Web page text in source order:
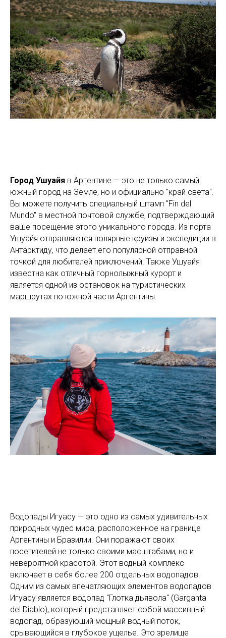
Город Ушуайя в Аргентине — это не только самый
южный город на Земле, но и официально "край света".
Вы можете получить специальный штамп "Fin del
Mundo" в местной почтовой службе, подтверждающий
ваше посещение этого уникального города. Из порта
Ушуайя отправляются полярные круизы и экспедиции в
Антарктиду, что делает его популярной отправной
точкой для любителей приключений. Также Ушуайя
известна как отличный горнолыжный курорт и
является одной из остановок на туристических
маршрутах по южной части Аргентины.
Водопады Игуасу — это одно из самых удивительных
природных чудес мира, расположенное на границе
Аргентины и Бразилии. Они поражают своих
посетителей не только своими масштабами, но и
невероятной красотой. Этот водный комплекс
включает в себя более 200 отдельных водопадов.
Одним из самых впечатляющих элементов водопадов
Игуасу является водопад "Глотка дьявола" (Garganta
del Diablo), который представляет собой массивный
водопад, образующий мощный водный поток,
срывающийся в глубокое ущелье. Это зрелище